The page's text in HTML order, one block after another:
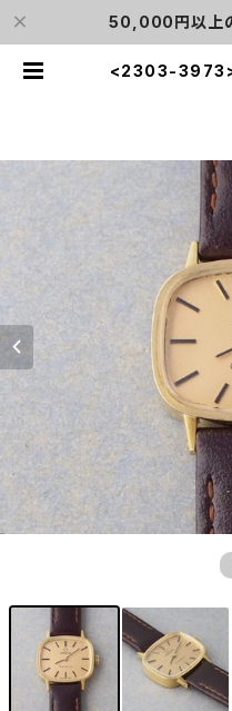
50,000円以上
<2303-